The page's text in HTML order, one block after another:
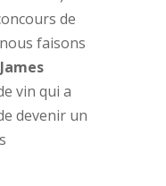
de
faisons
James
vin qui a
devenir un